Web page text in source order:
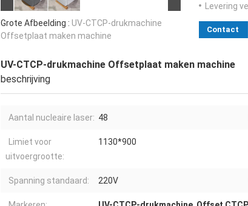
Grote Afbeelding : UV-CTCP-drukmachine
Offsetplaat maken machine
Levering
Contact
UV-CTCP-drukmachine Offsetplaat maken machine
beschrijving
Aantal nucleaire laser: 48
Limiet voor
uitvoergrootte:
1130*900
Spanning standaard: 220V